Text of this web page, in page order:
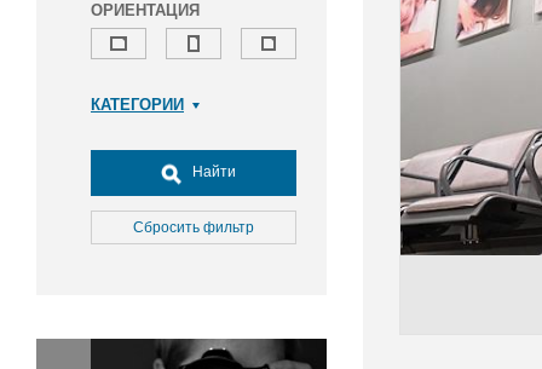
ОРИЕНТАЦИЯ
КАТЕГОРИИ
Досуг, туризм и отдых
Культура
Медицина
Окружающая среда
Найти
Сбросить фильтр